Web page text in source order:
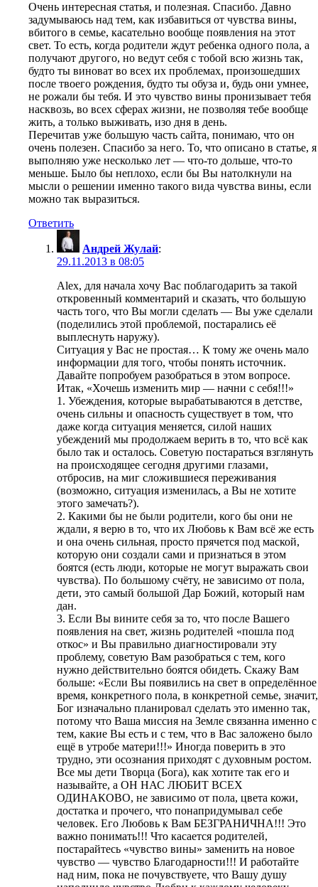
Очень интересная статья, и полезная. Спасибо. Давно
задумываюсь над тем, как избавиться от чувства вины,
вбитого в семье, касательно вообще появления на этот
свет. То есть, когда родители ждут ребенка одного пола, а
получают другого, но ведут себя с тобой всю жизнь так,
будто ты виноват во всех их проблемах, произошедших
после твоего рождения, будто ты обуза и, будь они умнее,
не рожали бы тебя. И это чувство вины пронизывает тебя
насквозь, во всех сферах жизни, не позволяя тебе вообще
жить, а только выживать, изо дня в день.
Перечитав уже большую часть сайта, понимаю, что он
очень полезен. Спасибо за него. То, что описано в статье, я
выполняю уже несколько лет — что-то дольше, что-то
меньше. Было бы неплохо, если бы Вы натолкнули на
мысли о решении именно такого вида чувства вины, если
можно так выразиться.
Ответить
Андрей Жулай:
29.11.2013 в 08:05
Alex, для начала хочу Вас поблагодарить за такой
откровенный комментарий и сказать, что большую
часть того, что Вы могли сделать — Вы уже сделали
(поделились этой проблемой, постарались её
выплеснуть наружу).
Ситуация у Вас не простая… К тому же очень мало
информации для того, чтобы понять источник.
Давайте попробуем разобраться в этом вопросе.
Итак, «Хочешь изменить мир — начни с себя!!!»
1. Убеждения, которые вырабатываются в детстве,
очень сильны и опасность существует в том, что
даже когда ситуация меняется, силой наших
убеждений мы продолжаем верить в то, что всё как
было так и осталось. Советую постараться взглянуть
на происходящее сегодня другими глазами,
отбросив, на миг сложившиеся переживания
(возможно, ситуация изменилась, а Вы не хотите
этого замечать?).
2. Какими бы не были родители, кого бы они не
ждали, я верю в то, что их Любовь к Вам всё же есть
и она очень сильная, просто прячется под маской,
которую они создали сами и признаться в этом
боятся (есть люди, которые не могут выражать свои
чувства). По большому счёту, не зависимо от пола,
дети, это самый большой Дар Божий, который нам
дан.
3. Если Вы вините себя за то, что после Вашего
появления на свет, жизнь родителей «пошла под
откос» и Вы правильно диагностировали эту
проблему, советую Вам разобраться с тем, кого
нужно действительно боятся обидеть. Скажу Вам
больше: «Если Вы появились на свет в определённое
время, конкретного пола, в конкретной семье, значит,
Бог изначально планировал сделать это именно так,
потому что Ваша миссия на Земле связанна именно с
тем, какие Вы есть и с тем, что в Вас заложено было
ещё в утробе матери!!!» Иногда поверить в это
трудно, эти осознания приходят с духовным ростом.
Все мы дети Творца (Бога), как хотите так его и
называйте, а ОН НАС ЛЮБИТ ВСЕХ
ОДИНАКОВО, не зависимо от пола, цвета кожи,
достатка и прочего, что понапридумывал себе
человек. Его Любовь к Вам БЕЗГРАНИЧНА!!! Это
важно понимать!!! Что касается родителей,
постарайтесь «чувство вины» заменить на новое
чувство — чувство Благодарности!!! И работайте
над ним, пока не почувствуете, что Вашу душу